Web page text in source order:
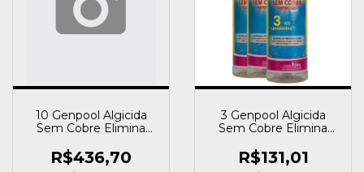
10 Genpool Algicida
Sem Cobre Elimina
R$436,70
3 Genpool Algicida
Sem Cobre Elimina
Genco
R$131,01